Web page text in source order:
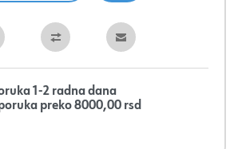
1-2 radna dana
preko 8000,00 rsd